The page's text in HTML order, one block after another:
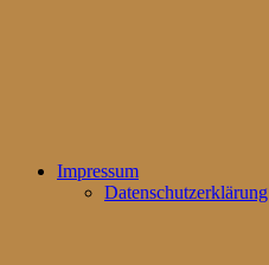
Impressum
Datenschutzerklärung